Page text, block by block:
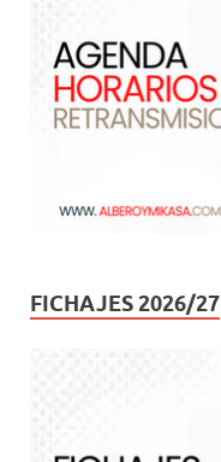
FICHAJES 2026/27